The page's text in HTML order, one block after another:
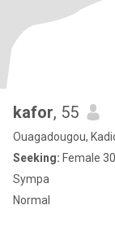
kafor, 55
Ouagadougou,
Seeking: Female
Sympa
Normal